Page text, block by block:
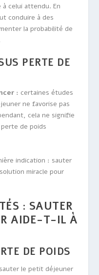
celui attendu. En
conduire à des
la probabilité de
PERTE DE
: certaines études
ne favorise pas
cela ne signifie
de poids
indication : sauter
miracle pour
: SAUTER
AIDE-T-IL À
DE POIDS
le petit déjeuner